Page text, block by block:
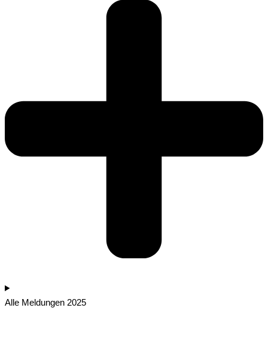
Alle Meldungen 2025